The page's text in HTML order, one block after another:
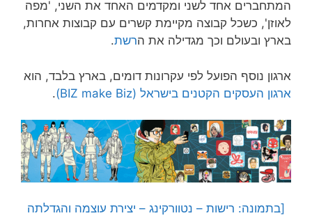
המתחברים אחד לשני ומקדמים האחד את השני, 'מפה
לאוזן', כשכל קבוצה מקיימת קשרים עם קבוצות אחרות,
בארץ ובעולם וכך מגדילה את הרשת.
ארגון נוסף הפועל לפי עקרונות דומים, בארץ בלבד, הוא
ארגון העסקים הקטנים בישראל (BIZ make Biz)
.
[בתמונה: רישות – נטוורקינג – יצירת עוצמה והגדלתה